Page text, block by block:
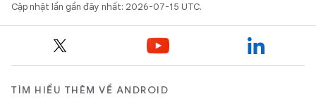
Cập nhật lần gần đây nhất: 2026-07-15 UTC.
TÌM HIỂU THÊM VỀ ANDROID